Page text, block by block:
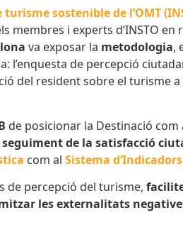
sostenible de l’OMT (
membres i experts d’INSTO en
va exposar la metodologia,
l’enquesta de percepció
del resident sobre el
de posicionar la Destinació com
de la satisfacció
com al Sistema
de percepció del turisme,
les externalitats